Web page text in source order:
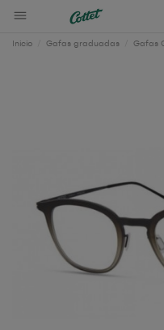
Inicio Gafas graduadas Gafas